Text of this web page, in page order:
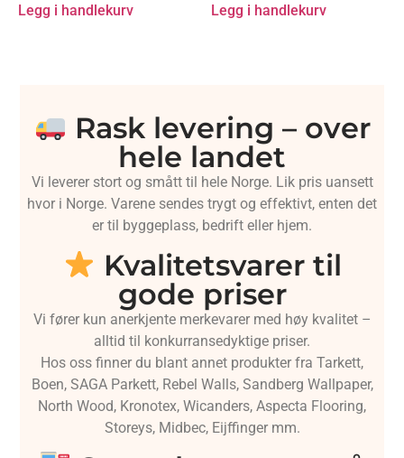
Legg i handlekurv Legg i handlekurv
Rask levering – over
hele landet
Vi leverer stort og smått til hele Norge. Lik pris uansett
hvor i Norge. Varene sendes trygt og effektivt, enten det
er til byggeplass, bedrift eller hjem.
Kvalitetsvarer til
gode priser
Vi fører kun anerkjente merkevarer med høy kvalitet –
alltid til konkurransedyktige priser.
Hos oss finner du blant annet produkter fra Tarkett,
Boen, SAGA Parkett, Rebel Walls, Sandberg Wallpaper,
North Wood, Kronotex, Wicanders, Aspecta Flooring,
Storeys, Midbec, Eijffinger mm.